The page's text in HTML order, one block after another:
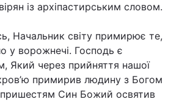
Світ
Наука
Лайт
Інциденти
із архіпастирським словом.
Начальник світу примирює те,
у ворожнечі. Господь є
Який через прийняття нашої
примирив людину з Богом
Син Божий освятив